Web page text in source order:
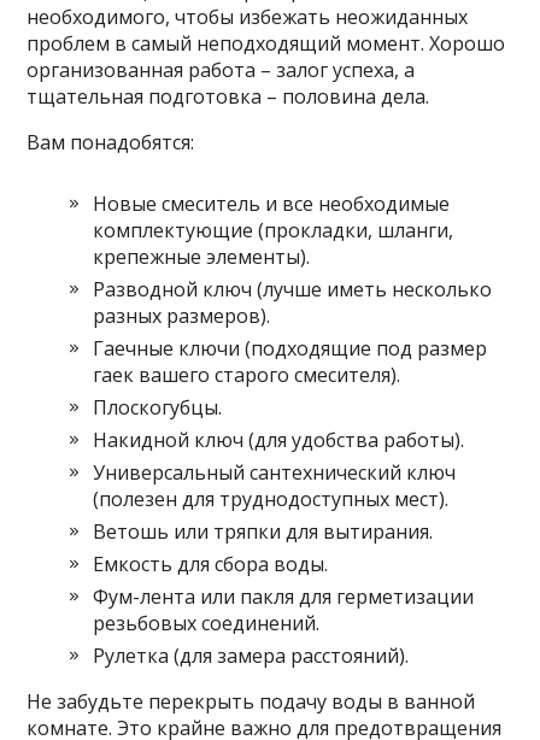
необходимого, чтобы избежать неожиданных
проблем в самый неподходящий момент. Хорошо
организованная работа – залог успеха, а
тщательная подготовка – половина дела.
Вам понадобятся:
Новые смеситель и все необходимые
комплектующие (прокладки, шланги,
крепежные элементы).
Разводной ключ (лучше иметь несколько
разных размеров).
Гаечные ключи (подходящие под размер
гаек вашего старого смесителя).
Плоскогубцы.
Накидной ключ (для удобства работы).
Универсальный сантехнический ключ
(полезен для труднодоступных мест).
Ветошь или тряпки для вытирания.
Емкость для сбора воды.
Фум-лента или пакля для герметизации
резьбовых соединений.
Рулетка (для замера расстояний).
Не забудьте перекрыть подачу воды в ванной
комнате. Это крайне важно для предотвращения